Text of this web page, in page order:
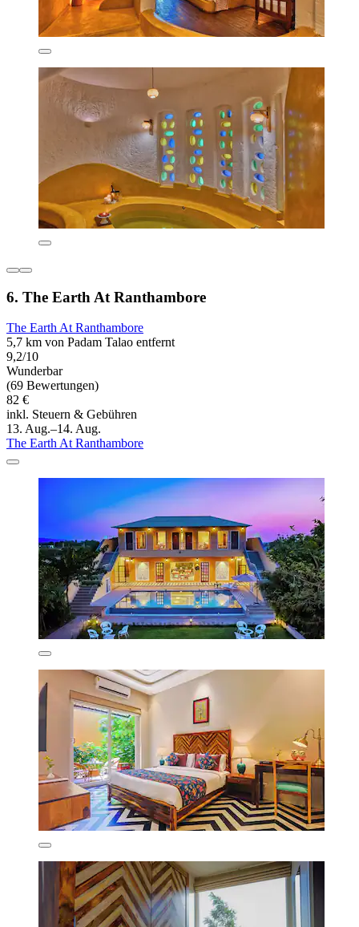
6. The Earth At Ranthambore
The Earth At Ranthambore
5,7 km von Padam Talao entfernt
9,2/10
Wunderbar
(69 Bewertungen)
82 €
inkl. Steuern & Gebühren
13. Aug.–14. Aug.
The Earth At Ranthambore